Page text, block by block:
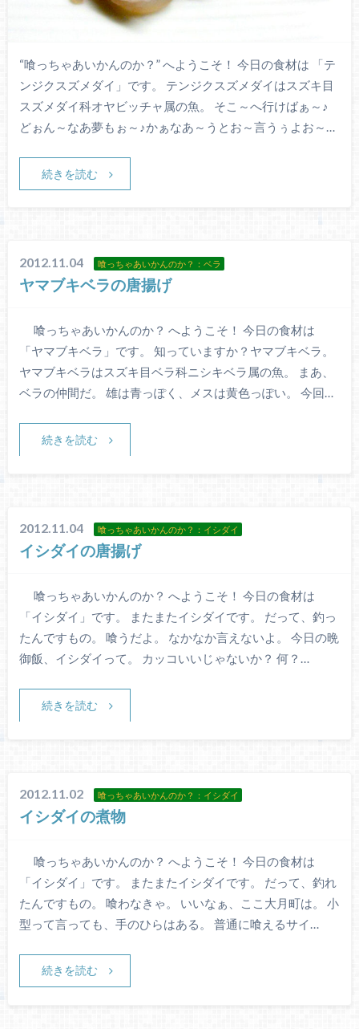
“喰っちゃあいかんのか？” へようこそ！ 今日の食材は 「テ
ンジクスズメダイ」です。 テンジクスズメダイはスズキ目
スズメダイ科オヤビッチャ属の魚。 そこ～へ行けばぁ～♪
どぉん～なあ夢もぉ～♪かぁなあ～うとお～言うぅよお～…
続きを読む
2012.11.04 喰っちゃあいかんのか？：ベラ
ヤマブキベラの唐揚げ
喰っちゃあいかんのか？ へようこそ！ 今日の食材は
「ヤマブキベラ」です。 知っていますか？ヤマブキベラ。
ヤマブキベラはスズキ目ベラ科ニシキベラ属の魚。 まあ、
ベラの仲間だ。 雄は青っぽく、メスは黄色っぽい。 今回…
続きを読む
2012.11.04 喰っちゃあいかんのか？：イシダイ
イシダイの唐揚げ
喰っちゃあいかんのか？ へようこそ！ 今日の食材は
「イシダイ」です。 またまたイシダイです。 だって、釣っ
たんですもの。 喰うだよ。 なかなか言えないよ。 今日の晩
御飯、イシダイって。 カッコいいじゃないか？ 何？…
続きを読む
2012.11.02 喰っちゃあいかんのか？：イシダイ
イシダイの煮物
喰っちゃあいかんのか？ へようこそ！ 今日の食材は
「イシダイ」です。 またまたイシダイです。 だって、釣れ
たんですもの。 喰わなきゃ。 いいなぁ、ここ大月町は。 小
型って言っても、手のひらはある。 普通に喰えるサイ…
続きを読む